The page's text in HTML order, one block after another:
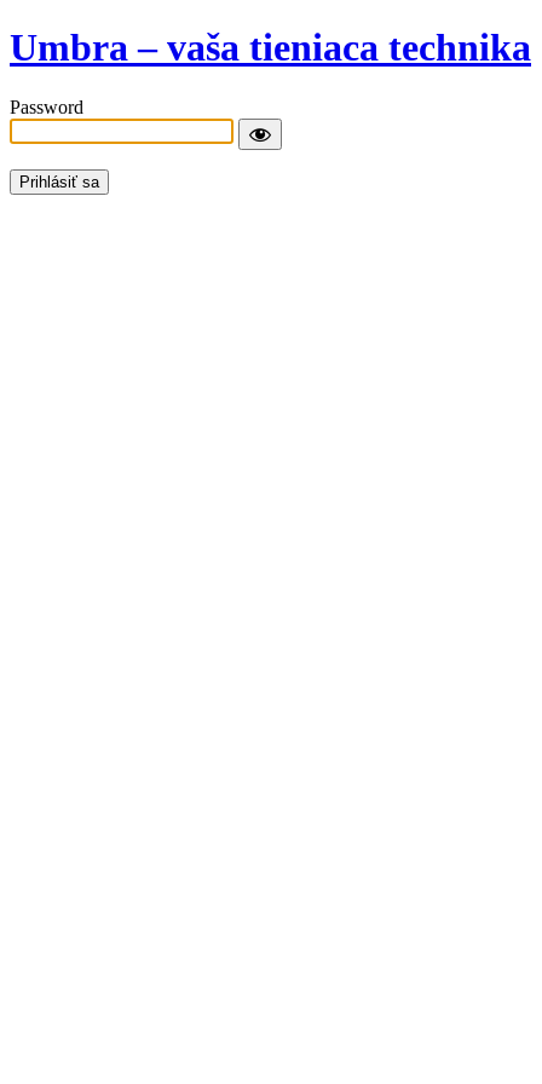
Umbra – vaša tieniaca technika
Password